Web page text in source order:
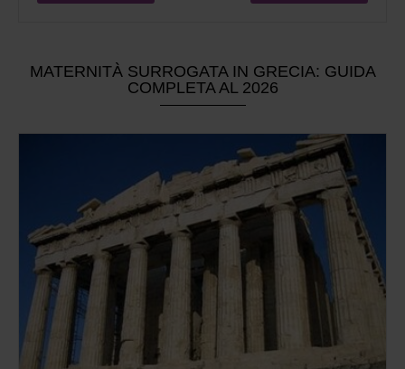
MATERNITÀ SURROGATA IN GRECIA: GUIDA
COMPLETA AL 2026